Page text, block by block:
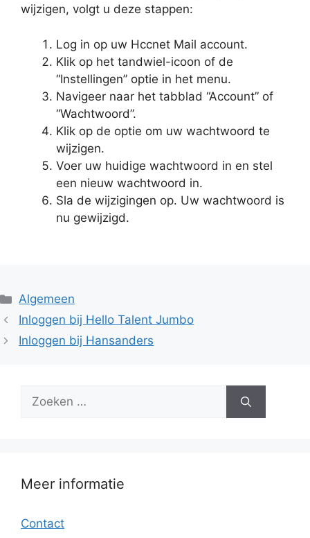
wijzigen, volgt u deze stappen:
Log in op uw Hccnet Mail account.
Klik op het tandwiel-icoon of de
“Instellingen” optie in het menu.
Navigeer naar het tabblad “Account” of
“Wachtwoord”.
Klik op de optie om uw wachtwoord te
wijzigen.
Voer uw huidige wachtwoord in en stel
een nieuw wachtwoord in.
Sla de wijzigingen op. Uw wachtwoord is
nu gewijzigd.
Categorieën
Algemeen
Inloggen bij Hello Talent Jumbo
Inloggen bij Hansanders
Zoek
Meer informatie
Contact